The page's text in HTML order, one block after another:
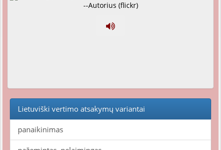
--Autorius (flickr)
Lietuviški vertimo atsakymų variantai
panaikinimas